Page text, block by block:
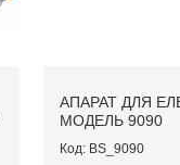
АПАРАТ ДЛЯ
МОДЕЛЬ 9090
BS_9090